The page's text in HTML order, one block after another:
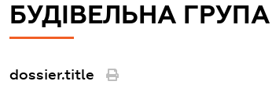
БУДІВЕЛЬНА
dossier.title